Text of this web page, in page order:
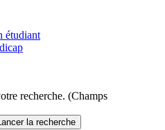
étudiant
recherche. (Champs
la recherche